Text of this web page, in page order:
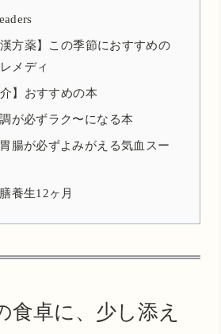
漢方薬】この季節におすすめの
メディ
】おすすめの本
が必ずラク〜になる本
腸が必ずよみがえる気血スー
養生12ヶ月
食卓に、少し添え